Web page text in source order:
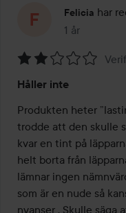
Felicia har
1 år
Inlägget
2
av
5
Håller inte
Produkten heter
trodde att den skulle
kvar en tint på
helt borta från
lämnar ingen
som är en nude så
nyanser . Skulle